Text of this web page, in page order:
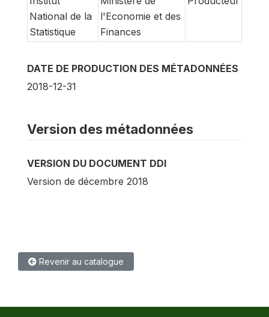
National de la
Statistique
l'Economie et des
Finances
DATE DE PRODUCTION DES MÉTADONNÉES
2018-12-31
Version des métadonnées
VERSION DU DOCUMENT DDI
Version de décembre 2018
Revenir au catalogue